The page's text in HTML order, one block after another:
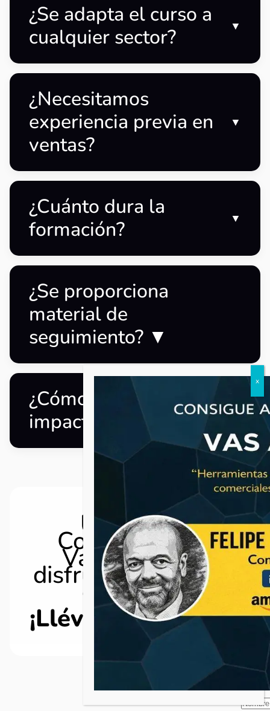
¿Se adapta el curso a
cualquier sector?
▼
¿Necesitamos
experiencia previa en
ventas?
▼
¿Cuánto dura la
formación?
▼
¿Se proporciona
material de
seguimiento? ▼
¿Cómo se mide el
impacto del curso?
▼
Únete a la
Comunidad de
Vasavender y
disfruta de nuestro
contenido
¡Llévate un regalo!